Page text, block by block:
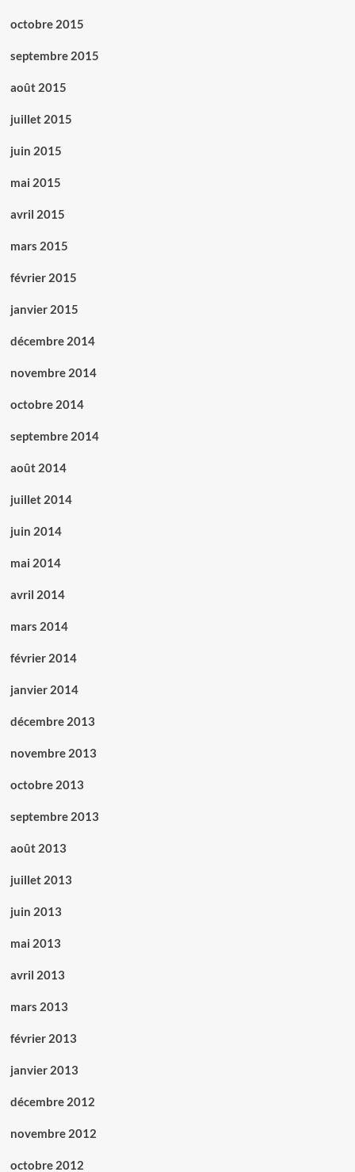
octobre 2015
septembre 2015
août 2015
juillet 2015
juin 2015
mai 2015
avril 2015
mars 2015
février 2015
janvier 2015
décembre 2014
novembre 2014
octobre 2014
septembre 2014
août 2014
juillet 2014
juin 2014
mai 2014
avril 2014
mars 2014
février 2014
janvier 2014
décembre 2013
novembre 2013
octobre 2013
septembre 2013
août 2013
juillet 2013
juin 2013
mai 2013
avril 2013
mars 2013
février 2013
janvier 2013
décembre 2012
novembre 2012
octobre 2012